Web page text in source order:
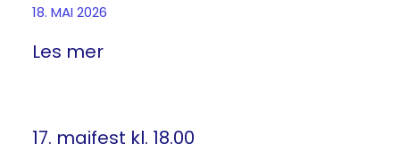
18. MAI 2026
Les mer
17. maifest kl. 18.00